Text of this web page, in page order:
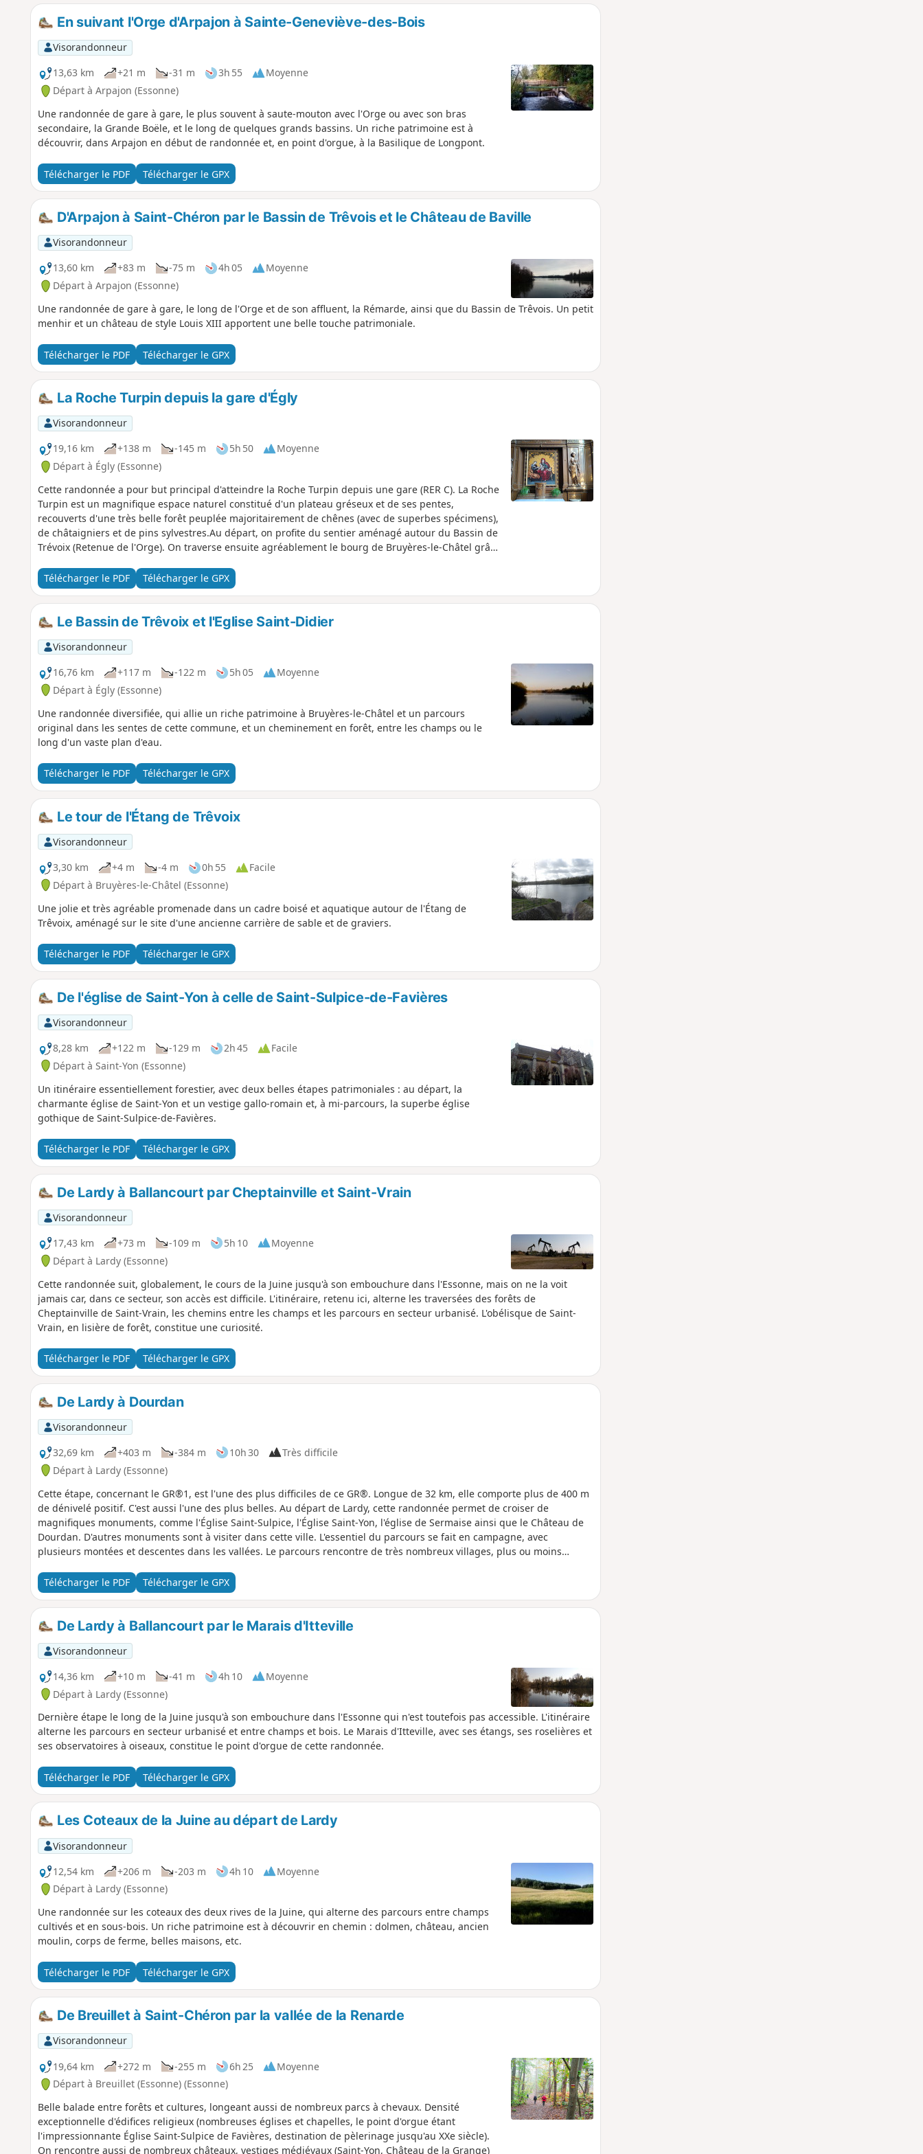
En suivant l'Orge d'Arpajon à Sainte-Geneviève-des-Bois
Visorandonneur
13,63 km
+21 m -31 m 3h 55
Moyenne
Départ à Arpajon (Essonne)
Une randonnée de gare à gare, le plus souvent à saute-mouton avec l'Orge ou avec son bras
secondaire, la Grande Boële, et le long de quelques grands bassins. Un riche patrimoine est à
découvrir, dans Arpajon en début de randonnée et, en point d'orgue, à la Basilique de Longpont.
Télécharger le PDF Télécharger le GPX
D'Arpajon à Saint-Chéron par le Bassin de Trêvois et le Château de Baville
Visorandonneur
13,60 km
+83 m -75 m 4h 05
Moyenne
Départ à Arpajon (Essonne)
Une randonnée de gare à gare, le long de l'Orge et de son affluent, la Rémarde, ainsi que du Bassin de Trêvois. Un petit
menhir et un château de style Louis XIII apportent une belle touche patrimoniale.
Télécharger le PDF Télécharger le GPX
La Roche Turpin depuis la gare d'Égly
Visorandonneur
19,16 km
+138 m -145 m 5h 50
Moyenne
Départ à Égly (Essonne)
Cette randonnée a pour but principal d'atteindre la Roche Turpin depuis une gare (RER C). La Roche
Turpin est un magnifique espace naturel constitué d'un plateau gréseux et de ses pentes,
recouverts d'une très belle forêt peuplée majoritairement de chênes (avec de superbes spécimens),
de châtaigniers et de pins sylvestres.Au départ, on profite du sentier aménagé autour du Bassin de
Trévoix (Retenue de l'Orge). On traverse ensuite agréablement le bourg de Bruyères-le-Châtel grâce
que par de longues lignes droites dues aux clôtures privatisant de larges secteurs).
Télécharger le PDF Télécharger le GPX
Le Bassin de Trêvoix et l'Eglise Saint-Didier
Visorandonneur
16,76 km
+117 m -122 m 5h 05
Moyenne
Départ à Égly (Essonne)
Une randonnée diversifiée, qui allie un riche patrimoine à Bruyères-le-Châtel et un parcours
original dans les sentes de cette commune, et un cheminement en forêt, entre les champs ou le
long d'un vaste plan d'eau.
Télécharger le PDF Télécharger le GPX
Le tour de l'Étang de Trêvoix
Visorandonneur
3,30 km
+4 m -4 m 0h 55
Facile
Départ à Bruyères-le-Châtel (Essonne)
Une jolie et très agréable promenade dans un cadre boisé et aquatique autour de l'Étang de
Trêvoix, aménagé sur le site d'une ancienne carrière de sable et de graviers.
Télécharger le PDF Télécharger le GPX
De l'église de Saint-Yon à celle de Saint-Sulpice-de-Favières
Visorandonneur
8,28 km
+122 m -129 m 2h 45
Facile
Départ à Saint-Yon (Essonne)
Un itinéraire essentiellement forestier, avec deux belles étapes patrimoniales : au départ, la
charmante église de Saint-Yon et un vestige gallo-romain et, à mi-parcours, la superbe église
gothique de Saint-Sulpice-de-Favières.
Télécharger le PDF Télécharger le GPX
De Lardy à Ballancourt par Cheptainville et Saint-Vrain
Visorandonneur
17,43 km
+73 m -109 m 5h 10
Moyenne
Départ à Lardy (Essonne)
Cette randonnée suit, globalement, le cours de la Juine jusqu'à son embouchure dans l'Essonne, mais on ne la voit
jamais car, dans ce secteur, son accès est difficile. L'itinéraire, retenu ici, alterne les traversées des forêts de
Cheptainville de Saint-Vrain, les chemins entre les champs et les parcours en secteur urbanisé. L'obélisque de Saint-
Vrain, en lisière de forêt, constitue une curiosité.
Télécharger le PDF Télécharger le GPX
De Lardy à Dourdan
Visorandonneur
32,69 km
+403 m -384 m 10h 30
Très difficile
Départ à Lardy (Essonne)
Cette étape, concernant le GR®1, est l'une des plus difficiles de ce GR®. Longue de 32 km, elle comporte plus de 400 m
de dénivelé positif. C'est aussi l'une des plus belles. Au départ de Lardy, cette randonnée permet de croiser de
magnifiques monuments, comme l'Église Saint-Sulpice, l'Église Saint-Yon, l'église de Sermaise ainsi que le Château de
Dourdan. D'autres monuments sont à visiter dans cette ville. L'essentiel du parcours se fait en campagne, avec
plusieurs montées et descentes dans les vallées. Le parcours rencontre de très nombreux villages, plus ou moins
Télécharger le PDF
Télécharger le GPX
De Lardy à Ballancourt par le Marais d'Itteville
Visorandonneur
14,36 km
+10 m -41 m 4h 10
Moyenne
Départ à Lardy (Essonne)
Dernière étape le long de la Juine jusqu'à son embouchure dans l'Essonne qui n'est toutefois pas accessible. L'itinéraire
alterne les parcours en secteur urbanisé et entre champs et bois. Le Marais d'Itteville, avec ses étangs, ses roselières et
ses observatoires à oiseaux, constitue le point d'orgue de cette randonnée.
Télécharger le PDF Télécharger le GPX
Les Coteaux de la Juine au départ de Lardy
Visorandonneur
12,54 km
+206 m -203 m 4h 10
Moyenne
Départ à Lardy (Essonne)
Une randonnée sur les coteaux des deux rives de la Juine, qui alterne des parcours entre champs
cultivés et en sous-bois. Un riche patrimoine est à découvrir en chemin : dolmen, château, ancien
moulin, corps de ferme, belles maisons, etc.
Télécharger le PDF Télécharger le GPX
De Breuillet à Saint-Chéron par la vallée de la Renarde
Visorandonneur
19,64 km
+272 m -255 m 6h 25
Moyenne
Départ à Breuillet (Essonne) (Essonne)
Belle balade entre forêts et cultures, longeant aussi de nombreux parcs à chevaux. Densité
exceptionnelle d'édifices religieux (nombreuses églises et chapelles, le point d'orgue étant
l'impressionnante Église Saint-Sulpice de Favières, destination de pèlerinage jusqu'au XXe siècle).
On rencontre aussi de nombreux châteaux, vestiges médiévaux (Saint-Yon, Château de la Grange)